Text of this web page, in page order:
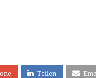
Teilen